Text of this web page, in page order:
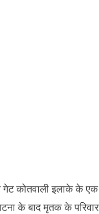
कोतवाली इलाके के एक
के बाद मृतक के